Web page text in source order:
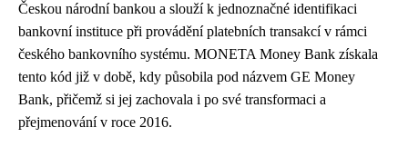
Českou národní bankou a slouží k jednoznačné identifikaci
bankovní instituce při provádění platebních transakcí v rámci
českého bankovního systému. MONETA Money Bank získala
tento kód již v době, kdy působila pod názvem GE Money
Bank, přičemž si jej zachovala i po své transformaci a
přejmenování v roce 2016.